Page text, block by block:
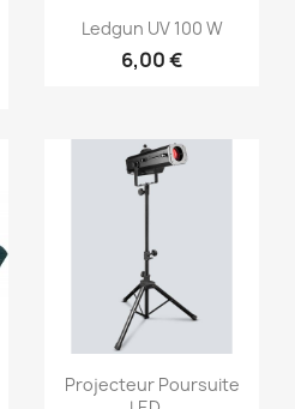
Aperçu rapide
Ledgun UV 100 W
6,00 €
Aperçu rapide
Projecteur Poursuite